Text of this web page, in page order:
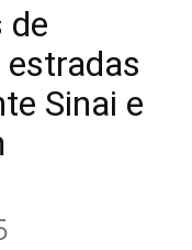
de
Sinai e